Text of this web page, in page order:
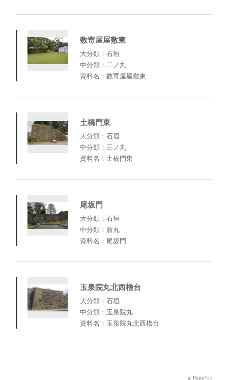
数寄屋屋敷東
大分類：石垣
中分類：二ノ丸
資料名：数寄屋屋敷東
土橋門東
大分類：石垣
中分類：三ノ丸
資料名：土橋門東
尾坂門
大分類：石垣
中分類：新丸
資料名：尾坂門
玉泉院丸北西櫓台
大分類：石垣
中分類：玉泉院丸
資料名：玉泉院丸北西櫓台
PageTop